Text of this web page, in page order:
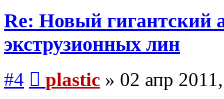
Re: Новый гигантский
экструзионных лин
#4 plastic » 02 апр